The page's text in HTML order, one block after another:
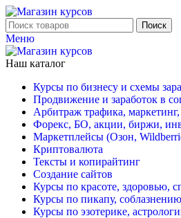
Поиск
Меню
Наш каталог
Курсы по бизнесу и схемы
Продвижение и заработок в
Арбитраж трафика,
Форекс, БО, акции, биржи,
Маркетплейсы (Озон,
Криптовалюта
Тексты и копирайтинг
Создание сайтов
Курсы по красоте, здоровью,
Курсы по пикапу,
Курсы по эзотерике,